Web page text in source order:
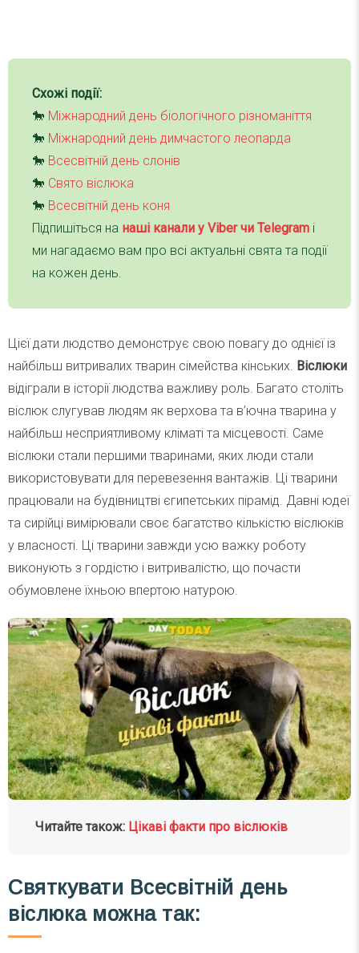
Схожі події:
🐎 Міжнародний день біологічного різноманіття
🐎 Міжнародний день димчастого леопарда
🐎 Всесвітній день слонів
🐎 Свято віслюка
🐎 Всесвітній день коня
Підпишіться на наші канали у Viber чи Telegram і
ми нагадаємо вам про всі актуальні свята та події
на кожен день.
Цієї дати людство демонструє свою повагу до однієї із
найбільш витривалих тварин сімейства кінських. Віслюки
відіграли в історії людства важливу роль. Багато століть
віслюк слугував людям як верхова та в’ючна тварина у
найбільш несприятливому кліматі та місцевості. Саме
віслюки стали першими тваринами, яких люди стали
використовувати для перевезення вантажів. Ці тварини
працювали на будівництві єгипетських пірамід. Давні юдеї
та сирійці вимірювали своє багатство кількістю віслюків
у власності. Ці тварини завжди усю важку роботу
виконують з гордістю і витривалістю, що почасти
обумовлене їхньою впертою натурою.
Читайте також: Цікаві факти про віслюків
Святкувати Всесвітній день
віслюка можна так: